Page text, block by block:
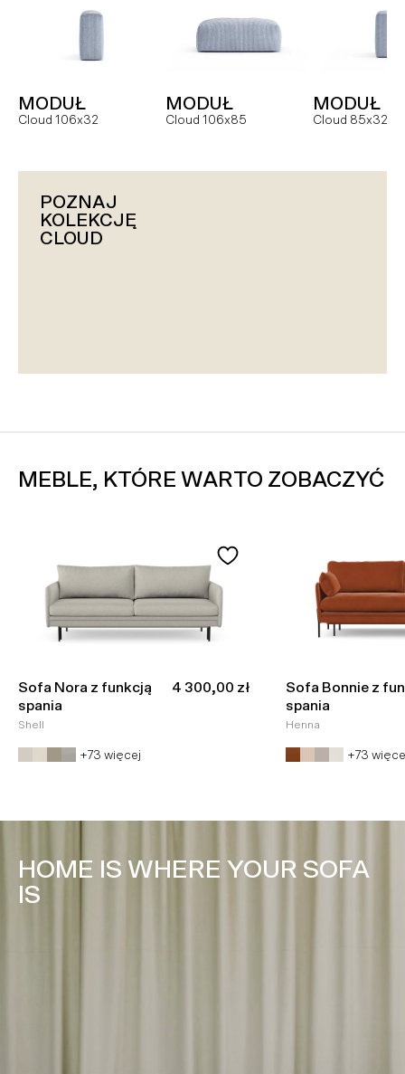
MODUŁ
Cloud 106x32
MODUŁ
Cloud 106x85
MODUŁ
Cloud 85x32
POZNAJ
KOLEKCJĘ
CLOUD
FOTEL
Slay
MODUŁ
Slay MC
MODUŁ
Slay ML
MEBLE, KTÓRE WARTO ZOBACZYĆ
Sofa Nora z funkcją
spania
Cena promocyjna
4 300,00 zł
Shell
+73 więcej
Sofa Bonnie z
spania
Henna
+73
HOME IS WHERE YOUR SOFA
IS